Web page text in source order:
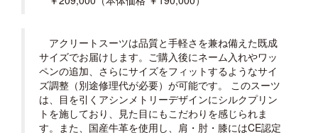
アクリートスーツは品質と手軽さを兼ね備えた既成
サイズでお届けします。ご購入後にネーム入れやワッ
ペンの追加、さらにサイズをフィットするようなサイ
ズ調整（別途修理代が必要）が可能です。 このスーツ
は、目を引くアシンメトリーデザインにシルクプリン
トを施しており、見た目にもこだわりを感じられま
す。また、国産牛革を使用し、肩・肘・膝にはCE認定